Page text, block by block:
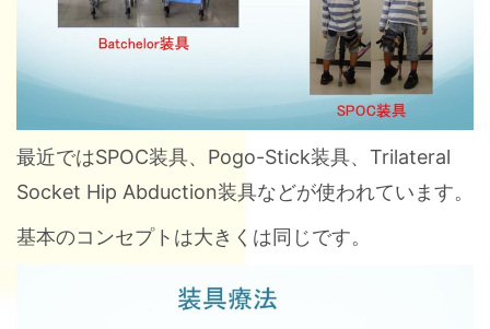
最近ではSPOC装具、Pogo-Stick装具、Trilateral
Socket Hip Abduction装具などが使われています。
基本のコンセプトは大きくは同じです。